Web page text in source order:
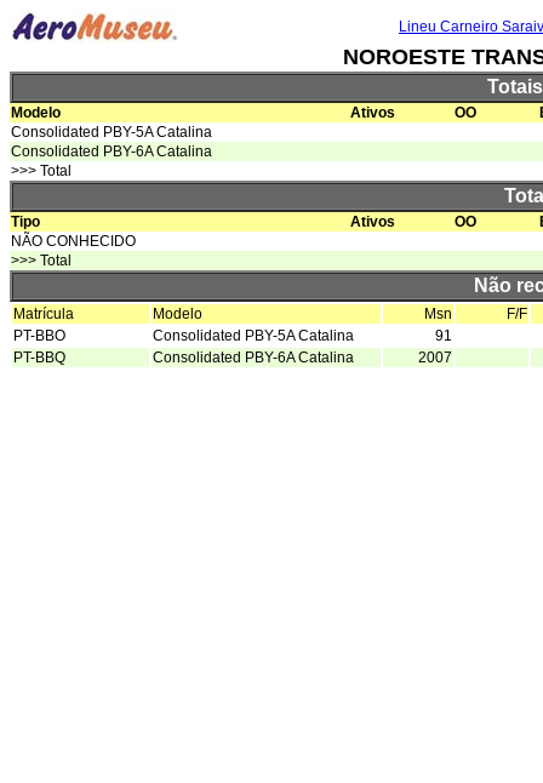
Lineu Carneiro
NOROESTE
Modelo Ativos OO
Consolidated PBY-5A Catalina
Consolidated PBY-6A Catalina
>>> Total
Tipo Ativos OO
NÃO CONHECIDO
>>> Total
Não
Matrícula Modelo Msn
F/F
PT-BBO
Consolidated PBY-5A Catalina
91
PT-BBQ
Consolidated PBY-6A Catalina 2007